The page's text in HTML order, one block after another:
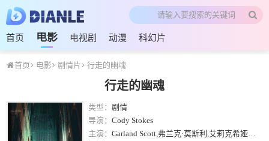
首页 电影 电视剧 动漫 科幻片
首页 电影 剧情片 行走的幽魂
行走的幽魂
类型： 剧情
导演： Cody Stokes
主演： Garland Scott,弗兰克·莫斯利,艾莉克希娅·拉斯姆森,吉尔达内尔,达莎·内克拉索娃,Nattalyee Randall,Linda Kennedy,Peter Mayer,Curtis York,Dennis Lebby,Destiny Bauer,Mueen Jahan,Harpinder Singh,Tim Cunningham,Jaye Hodges,Jilanne Klaus,Igor Stevanovic